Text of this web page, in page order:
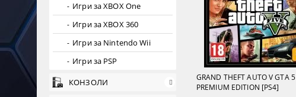
Игри за XBOX One
Игри за XBOX 360
Игри за Nintendo Wii
Игри за PSP
КОНЗОЛИ
GRAND THEFT AUTO V GTA 5
PREMIUM EDITION [PS4]